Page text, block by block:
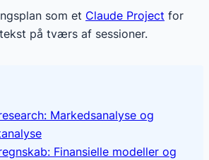
som et Claude Project for
på tværs af sessioner.
Markedsanalyse og
Finansielle modeller og